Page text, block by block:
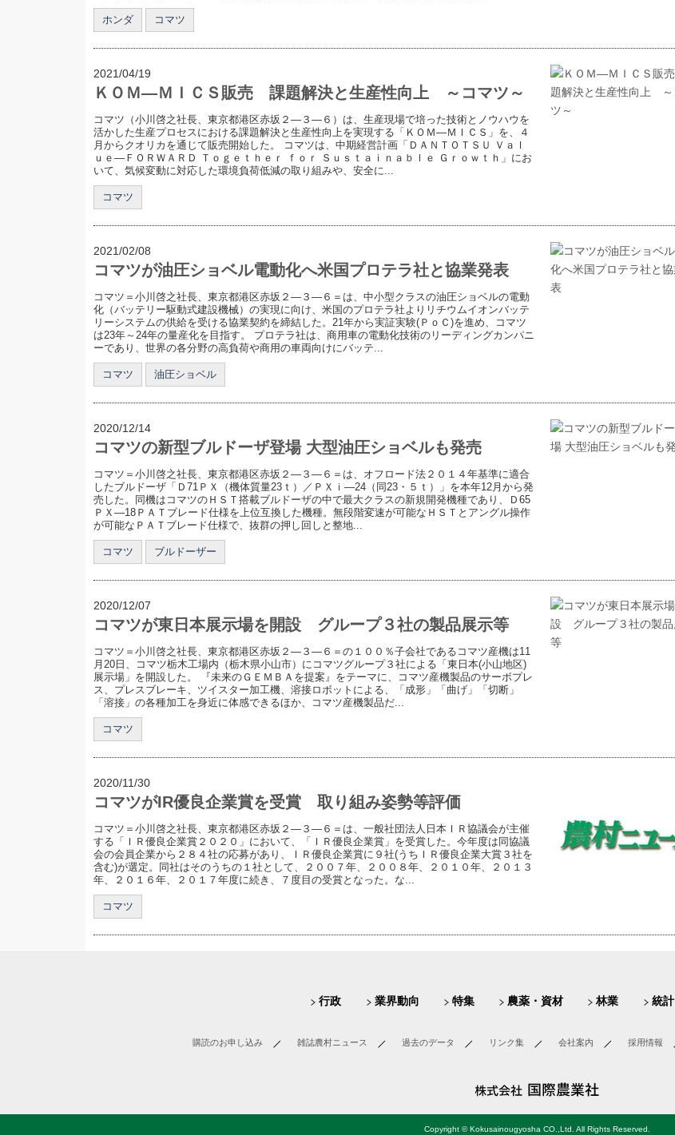
ホンダ コマツ
2021/04/19
ＫＯＭ―ＭＩＣＳ販売 課題解決と生産性向上 ～コマツ～
コマツ（小川啓之社長、東京都港区赤坂２―３―６）は、生産現場で培った技術とノウハウを
活かした生産プロセスにおける課題解決と生産性向上を実現する「ＫＯＭ―ＭＩＣＳ」を、４
月からクオリカを通じて販売開始した。 コマツは、中期経営計画「ＤＡＮＴＯＴＳＵ Ｖａｌ
ｕｅ―ＦＯＲＷＡＲＤ Ｔｏｇｅｔｈｅｒ ｆｏｒ Ｓｕｓｔａｉｎａｂｌｅ Ｇｒｏｗｔｈ」にお
いて、気候変動に対応した環境負荷低減の取り組みや、安全に...
コマツ
2021/02/08
コマツが油圧ショベル電動化へ米国プロテラ社と協業発表
コマツ＝小川啓之社長、東京都港区赤坂２―３―６＝は、中小型クラスの油圧ショベルの電動
化（バッテリー駆動式建設機械）の実現に向け、米国のプロテラ社よりリチウムイオンバッテ
リーシステムの供給を受ける協業契約を締結した。21年から実証実験(ＰｏＣ)を進め、コマツ
は23年～24年の量産化を目指す。 プロテラ社は、商用車の電動化技術のリーディングカンパニ
ーであり、世界の各分野の高負荷や商用の車両向けにバッテ...
コマツ 油圧ショベル
2020/12/14
コマツの新型ブルドーザ登場 大型油圧ショベルも発売
コマツ＝小川啓之社長、東京都港区赤坂２―３―６＝は、オフロード法２０１４年基準に適合
したブルドーザ「Ｄ71ＰＸ（機体質量23ｔ）／ＰＸｉ―24（同23・５ｔ）」を本年12月から発
売した。同機はコマツのＨＳＴ搭載ブルドーザの中で最大クラスの新規開発機種であり、Ｄ65
ＰＸ―18ＰＡＴブレード仕様を上位互換した機種。無段階変速が可能なＨＳＴとアングル操作
が可能なＰＡＴブレード仕様で、抜群の押し回しと整地...
コマツ ブルドーザー
2020/12/07
コマツが東日本展示場を開設 グループ３社の製品展示等
コマツ＝小川啓之社長、東京都港区赤坂２―３―６＝の１００％子会社であるコマツ産機は11
月20日、コマツ栃木工場内（栃木県小山市）にコマツグループ３社による「東日本(小山地区)
展示場」を開設した。 『未来のＧＥＭＢＡを提案』をテーマに、コマツ産機製品のサーボプレ
ス、プレスブレーキ、ツイスター加工機、溶接ロボットによる、「成形」「曲げ」「切断」
「溶接」の各種加工を身近に体感できるほか、コマツ産機製品だ...
コマツ
2020/11/30
コマツがIR優良企業賞を受賞 取り組み姿勢等評価
コマツ＝小川啓之社長、東京都港区赤坂２―３―６＝は、一般社団法人日本ＩＲ協議会が主催
する「ＩＲ優良企業賞２０２０」において、「ＩＲ優良企業賞」を受賞した。今年度は同協議
会の会員企業から２８４社の応募があり、ＩＲ優良企業賞に９社(うちＩＲ優良企業大賞３社を
含む)が選定。同社はそのうちの１社として、２００７年、２００８年、２０１０年、２０１３
年、２０１６年、２０１７年度に続き、７度目の受賞となった。な...
コマツ
行政 業界動向 特集 農薬・資材 林業 統計
購読のお申し込み 雑誌農村ニュース 過去のデータ リンク集 会社案内 採用情報
Copyright © Kokusainougyosha CO.,Ltd. All Rights Reserved.